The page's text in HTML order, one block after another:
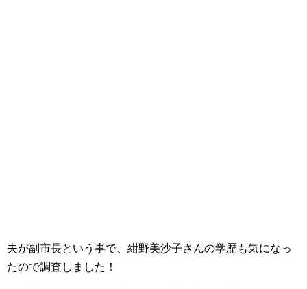
夫が副市長という事で、紺野美沙子さんの学歴も気になっ
たので調査しました！